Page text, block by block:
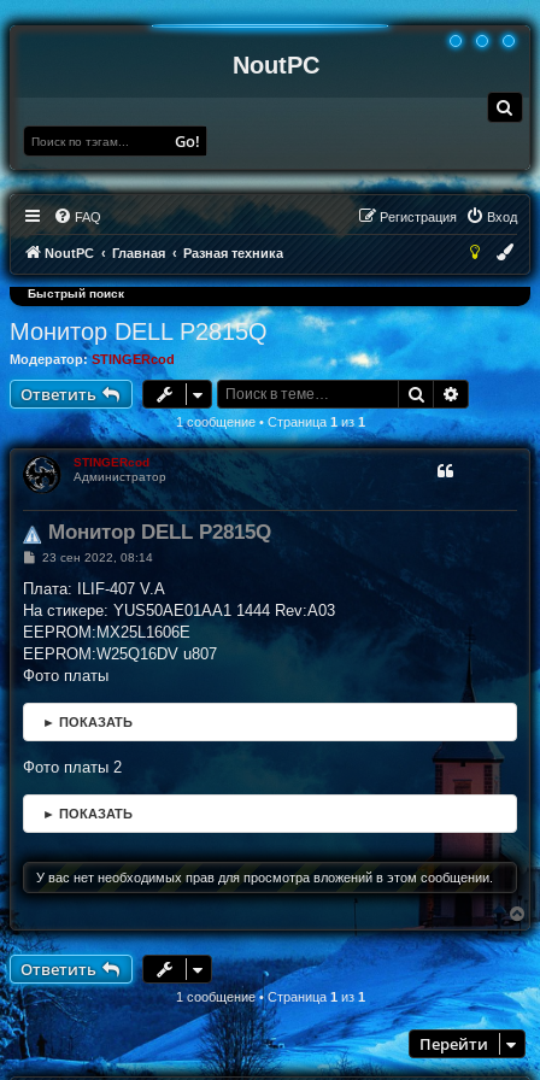
NoutPC
о
Go!
FAQ Вход
Регистрация
NoutPC Главная Разная техника
Быстрый поиск
Монитор DELL P2815Q
Модератор: STINGERcod
Ответить Поиск
1 сообщение • Страница 1из 1
STINGERcod
Администратор
Монитор DELL P2815Q
С
о
щ
е
и
е
23 сен 2022, 08:14
Плата: ILIF-407 V.A
На стикере: YUS50AE01AA1 1444 Rev:A03
EEPROM:MX25L1606E
EEPROM:W25Q16DV u807
Фото платы
► ПОКАЗАТЬ
Фото платы 2
► ПОКАЗАТЬ
У вас нет необходимых прав для просмотра вложений в этом сообщении.
В
е
р
у
т
ь
с
я
к
Ответить
1 сообщение • Страница 1из 1
Перейти